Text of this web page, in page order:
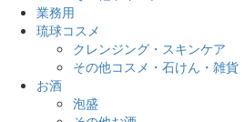
業務用
琉球コスメ
クレンジング・スキンケア
その他コスメ・石けん・雑貨
お酒
泡盛